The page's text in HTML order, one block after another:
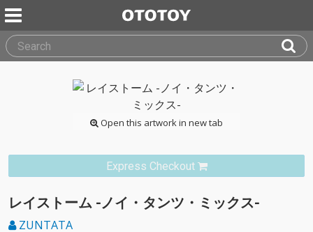
Open this artwork in new tab
Express Checkout
レイストーム -ノイ・タンツ・ミックス-
ZUNTATA